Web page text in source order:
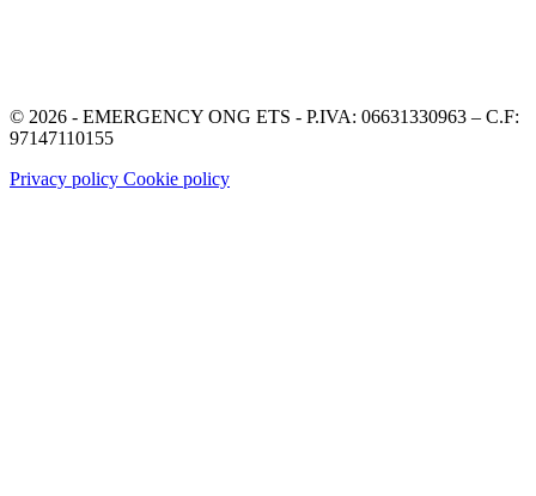
© 2026 - EMERGENCY ONG ETS - P.IVA: 06631330963 – C.F:
97147110155
Privacy policy Cookie policy